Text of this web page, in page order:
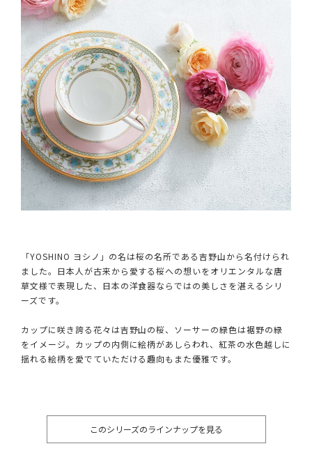
「YOSHINO ヨシノ」の名は桜の名所である吉野山から名付けられ
ました。日本人が古来から愛する桜への想いをオリエンタルな唐
草文様で表現した、日本の洋食器ならではの美しさを湛えるシリ
ーズです。
カップに咲き誇る花々は吉野山の桜、ソーサーの緑色は裾野の緑
をイメージ。カップの内側に絵柄があしらわれ、紅茶の水色越しに
揺れる絵柄を愛でていただける趣向もまた優雅です。
このシリーズのラインナップを見る